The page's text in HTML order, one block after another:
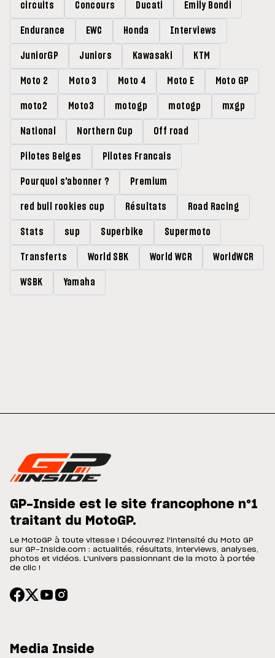
circuits Concours Ducati Emily Bondi
Endurance EWC Honda Interviews
JuniorGP Juniors Kawasaki KTM
Moto 2 Moto 3 Moto 4 Moto E Moto GP
moto2 Moto3 motogp motogp mxgp
National Northern Cup Off road
Pilotes Belges Pilotes Francais
Pourquoi s'abonner ? Premium
red bull rookies cup Résultats Road Racing
Stats sup Superbike Supermoto
Transferts World SBK World WCR WorldWCR
WSBK Yamaha
GP-Inside est le site francophone n°1
traitant du MotoGP.
Le MotoGP à toute vitesse ! Découvrez l'intensité du Moto GP
sur GP-Inside.com : actualités, résultats, interviews, analyses,
photos et vidéos. L'univers passionnant de la moto à portée
de clic !
Media Inside